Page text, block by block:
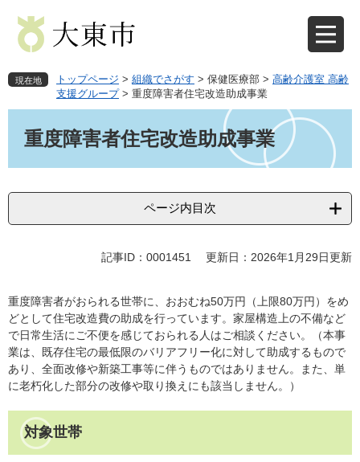
先
で
を
ば
へ
現在地 トップページ > 組織でさがす > 保健医療部 > 高齢介護室 高齢
支援グループ > 重度障害者住宅改造助成事業
重度障害者住宅改造助成事業
ページ内目次
記事ID：0001451 更新日：2026年1月29日更新
重度障害者がおられる世帯に、おおむね50万円（上限80万円）をめ
どとして住宅改造費の助成を行っています。家屋構造上の不備など
で日常生活にご不便を感じておられる人はご相談ください。（本事
業は、既存住宅の最低限のバリアフリー化に対して助成するもので
あり、全面改修や新築工事等に伴うものではありません。また、単
に老朽化した部分の改修や取り換えにも該当しません。）
対象世帯